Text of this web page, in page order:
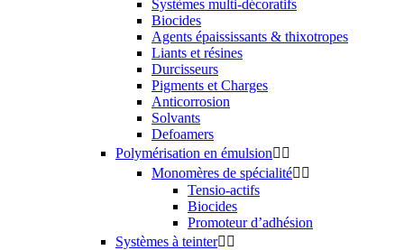
Systèmes multi-décoratifs
Biocides
Agents épaississants & thixotropes
Liants et résines
Durcisseurs
Pigments et Charges
Anticorrosion
Solvants
Defoamers
Polymérisation en émulsion 
Monomères de spécialité 
Tensio-actifs
Biocides
Promoteur d’adhésion
Systèmes à teinter 